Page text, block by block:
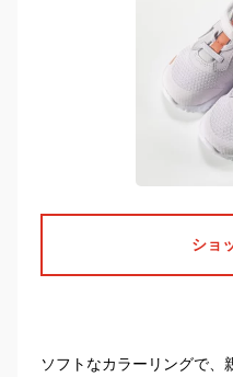
ショ
ソフトなカラーリングで、